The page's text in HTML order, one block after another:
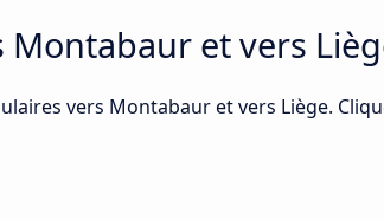
et vers
vers Montabaur et vers Liège.